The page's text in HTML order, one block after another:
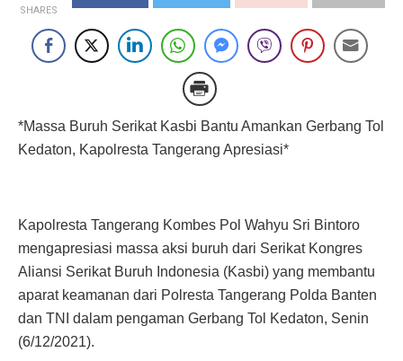
SHARES
*Massa Buruh Serikat Kasbi Bantu Amankan Gerbang Tol
Kedaton, Kapolresta Tangerang Apresiasi*
Kapolresta Tangerang Kombes Pol Wahyu Sri Bintoro
mengapresiasi massa aksi buruh dari Serikat Kongres
Aliansi Serikat Buruh Indonesia (Kasbi) yang membantu
aparat keamanan dari Polresta Tangerang Polda Banten
dan TNI dalam pengaman Gerbang Tol Kedaton, Senin
(6/12/2021).